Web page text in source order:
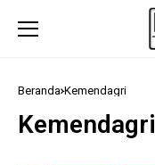
Beranda Kemendagri
Kemendagri